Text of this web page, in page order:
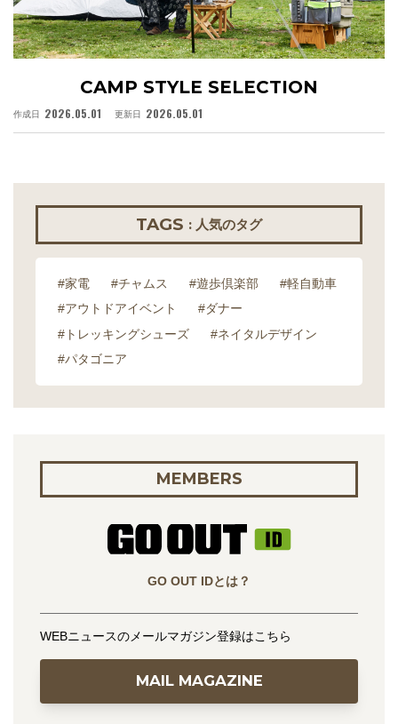
CAMP STYLE SELECTION
作成日 2026.05.01 更新日 2026.05.01
TAGS : 人気のタグ
#家電 #チャムス #遊歩倶楽部
#軽自動車
#アウトドアイベント
#ダナー
#トレッキングシューズ
#ネイタルデザイン
#パタゴニア
MEMBERS
GO OUT IDとは？
WEBニュースのメールマガジン登録はこちら
MAIL MAGAZINE